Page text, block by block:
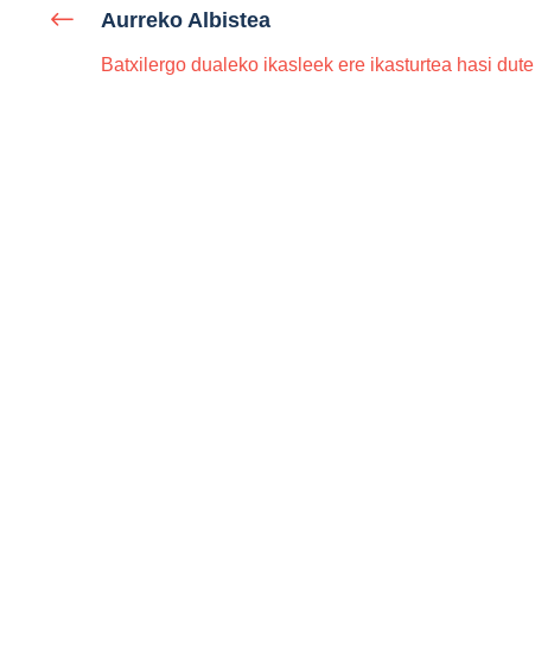
Aurreko Albistea
Batxilergo dualeko ikasleek ere ikasturtea hasi dute